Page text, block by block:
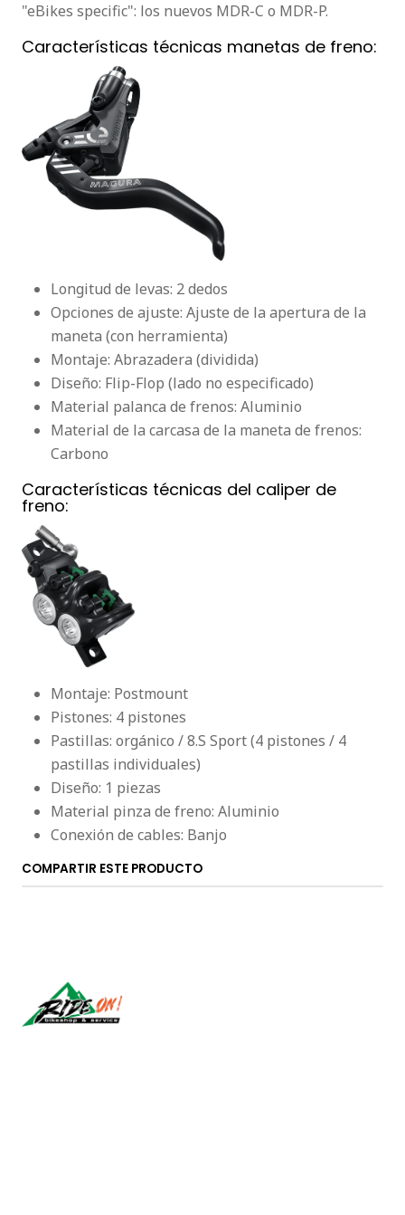
"eBikes specific": los nuevos MDR-C o MDR-P.
Características técnicas manetas de freno:
Longitud de levas: 2 dedos
Opciones de ajuste: Ajuste de la apertura de la
maneta (con herramienta)
Montaje: Abrazadera (dividida)
Diseño: Flip-Flop (lado no especificado)
Material palanca de frenos: Aluminio
Material de la carcasa de la maneta de frenos:
Carbono
Características técnicas del caliper de
freno:
Montaje: Postmount
Pistones: 4 pistones
Pastillas: orgánico / 8.S Sport (4 pistones / 4
pastillas individuales)
Diseño: 1 piezas
Material pinza de freno: Aluminio
Conexión de cables: Banjo
COMPARTIR ESTE PRODUCTO